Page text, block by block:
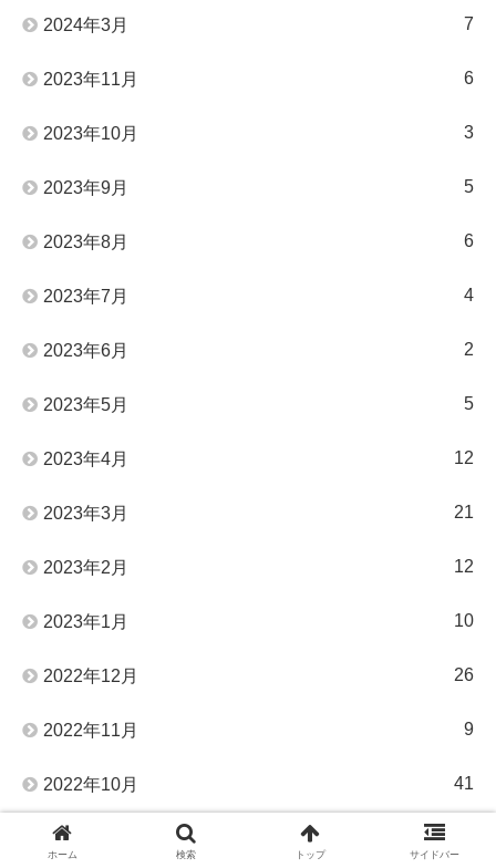
2024年3月 7
2023年11月 6
2023年10月 3
2023年9月 5
2023年8月 6
2023年7月 4
2023年6月 2
2023年5月 5
2023年4月 12
2023年3月 21
2023年2月 12
2023年1月 10
2022年12月 26
2022年11月 9
2022年10月 41
2022年9月
ホーム 検索 トップ サイドバー